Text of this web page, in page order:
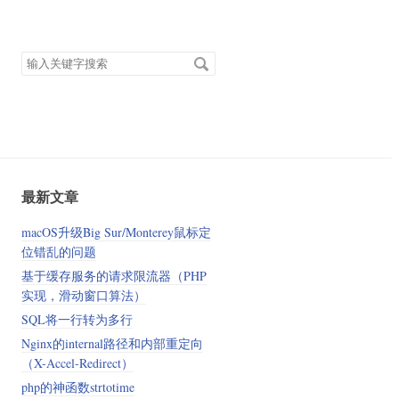
搜
最新文章
macOS升级Big Sur/Monterey鼠标定
位错乱的问题
基于缓存服务的请求限流器（PHP
实现，滑动窗口算法）
SQL将一行转为多行
Nginx的internal路径和内部重定向
（X-Accel-Redirect）
php的神函数strtotime